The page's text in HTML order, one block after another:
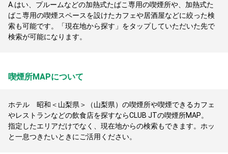
A. はい、プルームなどの加熱式たばこ専用の喫煙所や、加熱式た
ばこ専用の喫煙スペースを設けたカフェや居酒屋などに絞った検
索も可能です。「現在地から探す」をタップしていただいた先で
検索が可能になります。
喫煙所MAPについて
ホテル 昭和＜山梨県＞（山梨県）の喫煙所や喫煙できるカフェ
やレストランなどの飲食店を探すならCLUB JTの喫煙所MAP。
指定したエリアだけでなく、現在地からの検索もできます。ホッ
と一息つきたいときにご活用ください。